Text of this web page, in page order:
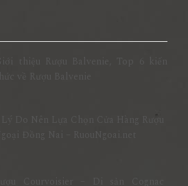
5 Lý Do Nên Lựa Chọn Cửa Hàng Rượu